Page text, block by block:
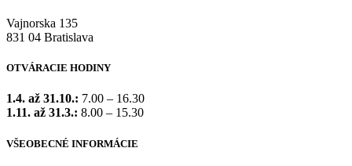
Vajnorska 135
831 04 Bratislava
OTVÁRACIE HODINY
1.4. až 31.10.: 7.00 – 16.30
1.11. až 31.3.: 8.00 – 15.30
VŠEOBECNÉ INFORMÁCIE